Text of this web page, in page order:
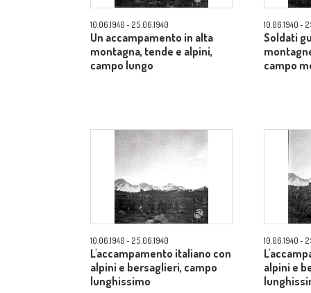
10.06.1940 - 25.06.1940
Un accampamento in alta
montagna, tende e alpini,
campo lungo
10.06.1940 -
Soldati
campo
10.06.1940 - 25.06.1940
L'accampamento italiano con
alpini e bersaglieri, campo
lunghissimo
10.06.1940 -
alpini e